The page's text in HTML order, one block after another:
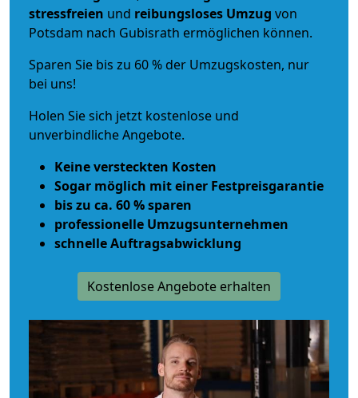
stressfreien und reibungsloses Umzug von
Potsdam nach Gubisrath ermöglichen können.
Sparen Sie bis zu 60 % der Umzugskosten, nur
bei uns!
Holen Sie sich jetzt kostenlose und
unverbindliche Angebote.
Keine versteckten Kosten
Sogar möglich mit einer Festpreisgarantie
bis zu ca. 60 % sparen
professionelle Umzugsunternehmen
schnelle Auftragsabwicklung
Kostenlose Angebote erhalten